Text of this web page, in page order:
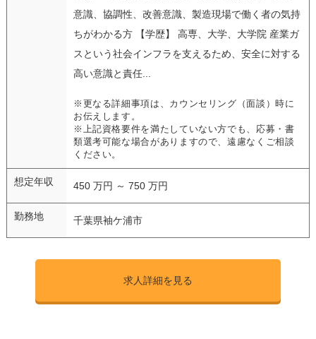
意識、協調性、改善意識、製造現場で働く者の気持
ちがわかる方 【学歴】 高専、大学、大学院 産業ガ
スという社会インフラを支えるため、安全に対する
高い意識と責任...
※更なる詳細事項は、カウンセリング（面談）時に
お伝えします。
※上記資格要件を満たしていない方でも、応募・書
類選考可能な場合がありますので、遠慮なくご相談
ください。
想定年収 450 万円 ～ 750 万円
勤務地 千葉県袖ケ浦市
求人詳細を見る